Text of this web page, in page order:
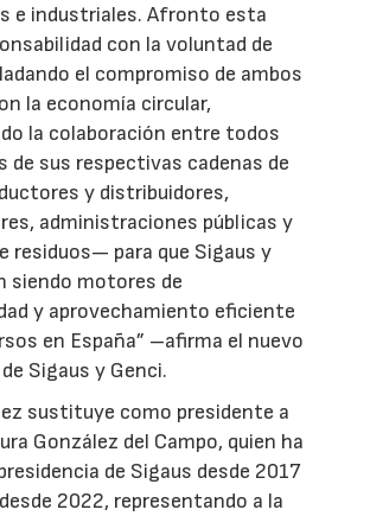
e industriales. Afronto esta
con la voluntad de
el compromiso de ambos
la economía circular,
la colaboración entre todos
de sus respectivas cadenas de
y distribuidores,
administraciones públicas y
residuos— para que Sigaus y
siendo motores de
y aprovechamiento eficiente
en España” –afirma el nuevo
Sigaus y Genci.
sustituye como presidente a
González del Campo, quien ha
de Sigaus desde 2017
2022, representando a la